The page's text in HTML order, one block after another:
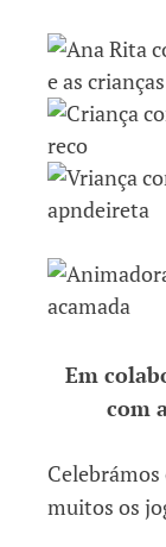
Em
com
muitos os